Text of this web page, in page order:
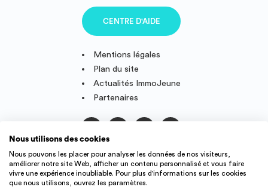
Mentions légales
Plan du site
Actualités ImmoJeune
Partenaires
CENTRE D'AIDE
Suivez-nous
Nous utilisons des cookies
Nous pouvons les placer pour analyser les données de nos visiteurs,
améliorer notre site Web, afficher un contenu personnalisé et vous faire
vivre une expérience inoubliable. Pour plus d'informations sur les cookies
que nous utilisons, ouvrez les paramètres.